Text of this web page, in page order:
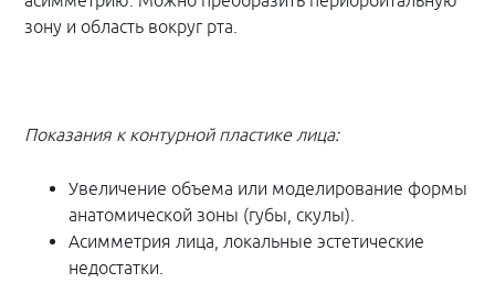
зону и область вокруг рта.
Показания к контурной пластике лица:
Увеличение объема или моделирование формы
анатомической зоны (губы, скулы).
Асимметрия лица, локальные эстетические
недостатки.